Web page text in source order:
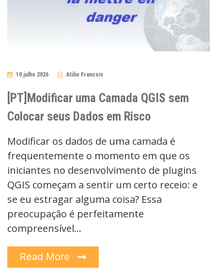
10 julho 2026 Atilio Francois
[PT]Modificar uma Camada QGIS sem
Colocar seus Dados em Risco
Modificar os dados de uma camada é
frequentemente o momento em que os
iniciantes no desenvolvimento de plugins
QGIS começam a sentir um certo receio: e
se eu estragar alguma coisa? Essa
preocupação é perfeitamente
compreensível…
Read More